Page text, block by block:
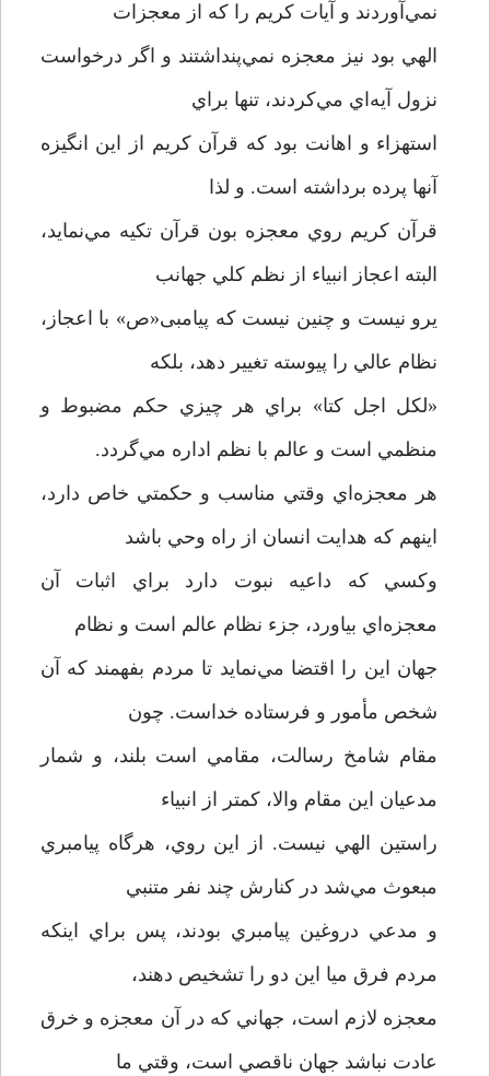
نمي‌آوردند و آيات کريم را که از معجزات
الهي بود نيز معجزه نمي‌پنداشتند و اگر درخواست
نزول آيه‌اي مي‌کردند، تنها براي
استهزاء و اهانت بود که قرآن کريم از اين انگيزه
آنها پرده برداشته است. و لذا
قرآن کريم روي معجزه بون قرآن تکيه مي‌نمايد،
البته اعجاز انبياء از نظم کلي جهانب
يرو نيست و چنين نيست که پيامبی«ص» با اعجاز،
نظام عالي را پيوسته تغيير دهد، بلکه
«لکل اجل کتا» براي هر چيزي حکم مضبوط و
منظمي است و عالم با نظم اداره مي‌گردد.
هر معجزه‌اي وقتي مناسب و حکمتي خاص دارد،
اينهم که هدايت انسان از راه وحي باشد
وکسي که داعيه نبوت دارد براي اثبات آن
معجزه‌اي بياورد، جزء نظام عالم است و نظام
جهان اين را اقتضا مي‌نمايد تا مردم بفهمند که آن
شخص مأمور و فرستاده خداست. چون
مقام شامخ رسالت، مقامي است بلند، و شمار
مدعيان اين مقام والا، کمتر از انبياء
راستين الهي نيست. از اين روي، هرگاه پيامبري
مبعوث مي‌شد در کنارش چند نفر متنبي
و مدعي دروغين پيامبري بودند، پس براي اينکه
مردم فرق ميا اين دو را تشخيص دهند،
معجزه لازم است، جهاني که در آن معجزه و خرق
عادت نباشد جهان ناقصي است، وقتي ما